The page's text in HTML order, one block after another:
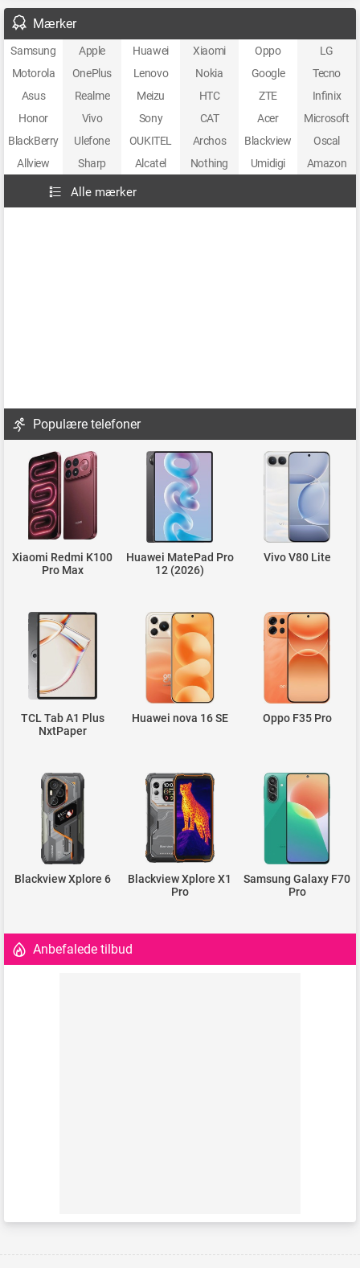
Mærker
Samsung Apple Huawei Xiaomi Oppo
LG
Motorola
OnePlus Lenovo Nokia Google
Tecno
Asus
Realme Meizu HTC ZTE
Infinix
Honor
Vivo Sony CAT Acer
Microsoft
BlackBerry
Ulefone OUKITEL Archos Blackview
Oscal
Allview
Sharp Alcatel Nothing Umidigi Amazon
Alle mærker
Populære telefoner
Xiaomi Redmi K100
Pro Max
Huawei MatePad Pro
12 (2026)
Vivo V80 Lite
TCL Tab A1 Plus
NxtPaper
Huawei nova 16 SE Oppo F35 Pro
Blackview Xplore 6
Blackview Xplore X1
Pro
Samsung Galaxy F70
Pro
Anbefalede tilbud